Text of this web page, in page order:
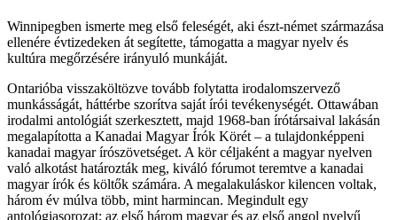
Winnipegben ismerte meg első feleségét, aki észt-német származása
ellenére évtizedeken át segítette, támogatta a magyar nyelv és
kultúra megőrzésére irányuló munkáját.
Ontarióba visszaköltözve tovább folytatta irodalomszervező
munkásságát, háttérbe szorítva saját írói tevékenységét. Ottawában
irodalmi antológiát szerkesztett, majd 1968-ban írótársaival lakásán
megalapította a Kanadai Magyar Írók Körét – a tulajdonképpeni
kanadai magyar írószövetséget. A kör céljaként a magyar nyelven
való alkotást határozták meg, kiváló fórumot teremtve a kanadai
magyar írók és költők számára. A megalakuláskor kilencen voltak,
három év múlva több, mint harmincan. Megindult egy
antológiasorozat; az első három magyar és az első angol nyelvű